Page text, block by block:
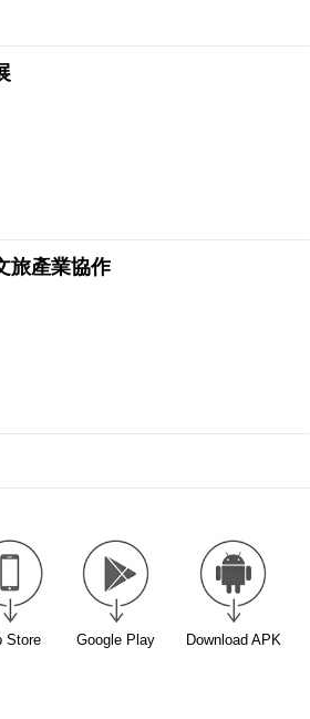
旅產業協作
Store Google Play Download APK